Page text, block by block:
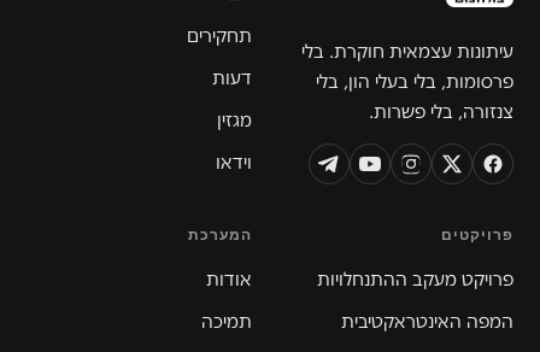
עיתונות עצמאית חוקרת. בלי
פרסומות, בלי בעלי הון, בלי
צנזורה, בלי פשרות.
תחקירים
דעות
מגזין
וידאו
פרויקטים
פרויקט מעקב ההתנחלויות
המפה האינטראקטיבית
המערכת
אודות
תמיכה